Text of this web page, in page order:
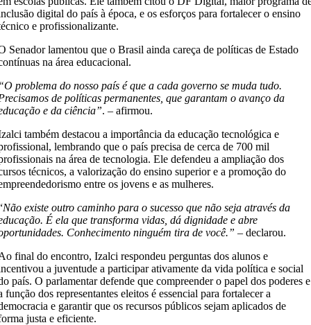
digital do país à época, e os esforços para fortalecer o ensino
e profissionalizante.
Senador lamentou que o Brasil ainda careça de políticas de Estado
na área educacional.
problema do nosso país é que a cada governo se muda tudo.
de políticas permanentes, que garantam o avanço da
e da ciência”. – afirmou.
também destacou a importância da educação tecnológica e
lembrando que o país precisa de cerca de 700 mil
na área de tecnologia. Ele defendeu a ampliação dos
técnicos, a valorização do ensino superior e a promoção do
entre os jovens e as mulheres.
Não existe outro caminho para o sucesso que não seja através da
É ela que transforma vidas, dá dignidade e abre
Conhecimento ninguém tira de você.” – declarou.
final do encontro, Izalci respondeu perguntas dos alunos e
a juventude a participar ativamente da vida política e social
país. O parlamentar defende que compreender o papel dos poderes e
função dos representantes eleitos é essencial para fortalecer a
e garantir que os recursos públicos sejam aplicados de
justa e eficiente.